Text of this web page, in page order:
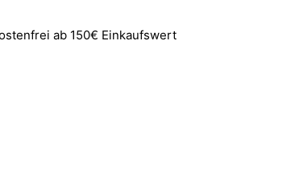
ab 150€ Einkaufswert